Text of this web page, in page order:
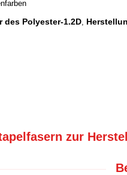
des Polyester-1.2D,
zur